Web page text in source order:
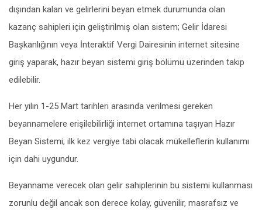
dışından kalan ve gelirlerini beyan etmek durumunda olan
kazanç sahipleri için geliştirilmiş olan sistem; Gelir İdaresi
Bașkanlığının veya İnteraktif Vergi Dairesinin internet sitesine
giriş yaparak, hazır beyan sistemi giriş bölümü üzerinden takip
edilebilir.
Her yılın 1-25 Mart tarihleri arasında verilmesi gereken
beyannamelere erişilebilirliği internet ortamına taşıyan Hazır
Beyan Sistemi; ilk kez vergiye tabi olacak mükelleflerin kullanımı
için dahi uygundur.
Beyanname verecek olan gelir sahiplerinin bu sistemi kullanması
zorunlu değil ancak son derece kolay, güvenilir, masrafsız ve